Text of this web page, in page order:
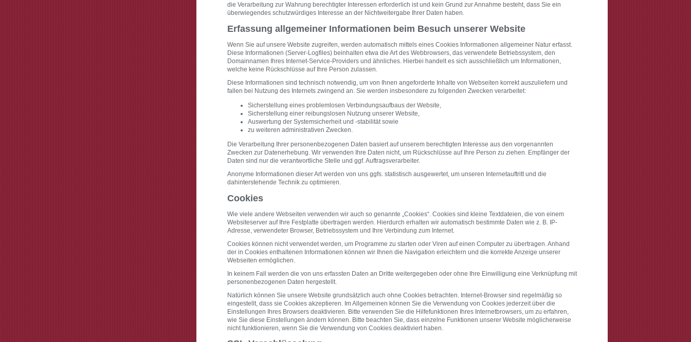
die Verarbeitung zur Wahrung berechtigter Interessen erforderlich ist und kein Grund zur Annahme besteht, dass Sie ein
überwiegendes schutzwürdiges Interesse an der Nichtweitergabe Ihrer Daten haben.
Erfassung allgemeiner Informationen beim Besuch unserer Website
Wenn Sie auf unsere Website zugreifen, werden automatisch mittels eines Cookies Informationen allgemeiner Natur erfasst.
Diese Informationen (Server-Logfiles) beinhalten etwa die Art des Webbrowsers, das verwendete Betriebssystem, den
Domainnamen Ihres Internet-Service-Providers und ähnliches. Hierbei handelt es sich ausschließlich um Informationen,
welche keine Rückschlüsse auf Ihre Person zulassen.
Diese Informationen sind technisch notwendig, um von Ihnen angeforderte Inhalte von Webseiten korrekt auszuliefern und
fallen bei Nutzung des Internets zwingend an. Sie werden insbesondere zu folgenden Zwecken verarbeitet:
Sicherstellung eines problemlosen Verbindungsaufbaus der Website,
Sicherstellung einer reibungslosen Nutzung unserer Website,
Auswertung der Systemsicherheit und -stabilität sowie
zu weiteren administrativen Zwecken.
Die Verarbeitung Ihrer personenbezogenen Daten basiert auf unserem berechtigten Interesse aus den vorgenannten
Zwecken zur Datenerhebung. Wir verwenden Ihre Daten nicht, um Rückschlüsse auf Ihre Person zu ziehen. Empfänger der
Daten sind nur die verantwortliche Stelle und ggf. Auftragsverarbeiter.
Anonyme Informationen dieser Art werden von uns ggfs. statistisch ausgewertet, um unseren Internetauftritt und die
dahinterstehende Technik zu optimieren.
Cookies
Wie viele andere Webseiten verwenden wir auch so genannte „Cookies“. Cookies sind kleine Textdateien, die von einem
Websiteserver auf Ihre Festplatte übertragen werden. Hierdurch erhalten wir automatisch bestimmte Daten wie z. B. IP-
Adresse, verwendeter Browser, Betriebssystem und Ihre Verbindung zum Internet.
Cookies können nicht verwendet werden, um Programme zu starten oder Viren auf einen Computer zu übertragen. Anhand
der in Cookies enthaltenen Informationen können wir Ihnen die Navigation erleichtern und die korrekte Anzeige unserer
Webseiten ermöglichen.
In keinem Fall werden die von uns erfassten Daten an Dritte weitergegeben oder ohne Ihre Einwilligung eine Verknüpfung mit
personenbezogenen Daten hergestellt.
Natürlich können Sie unsere Website grundsätzlich auch ohne Cookies betrachten. Internet-Browser sind regelmäßig so
eingestellt, dass sie Cookies akzeptieren. Im Allgemeinen können Sie die Verwendung von Cookies jederzeit über die
Einstellungen Ihres Browsers deaktivieren. Bitte verwenden Sie die Hilfefunktionen Ihres Internetbrowsers, um zu erfahren,
wie Sie diese Einstellungen ändern können. Bitte beachten Sie, dass einzelne Funktionen unserer Website möglicherweise
nicht funktionieren, wenn Sie die Verwendung von Cookies deaktiviert haben.